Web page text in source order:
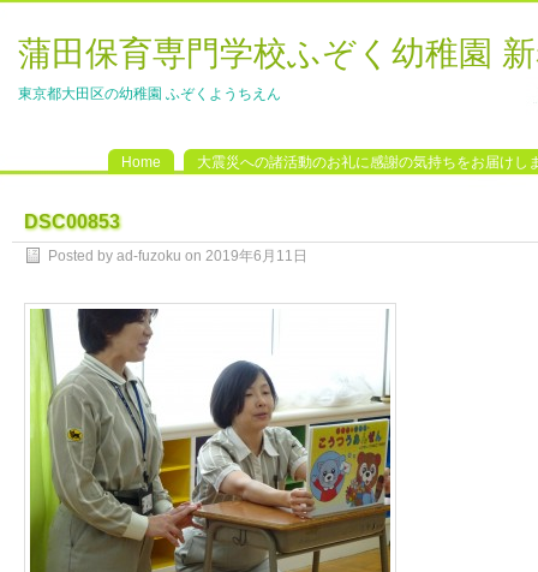
蒲田保育専門学校ふぞく幼稚園
東京都大田区の幼稚園 ふぞくようちえん
Home 大震災への諸活動のお礼に感謝の気持ちをお届けし
DSC00853
Posted by ad-fuzoku on 2019年6月11日